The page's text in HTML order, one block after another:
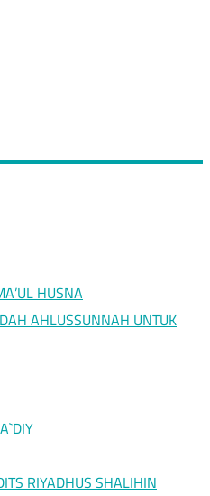
HUSNA
AHLUSSUNNAH UNTUK
RIYADHUS SHALIHIN